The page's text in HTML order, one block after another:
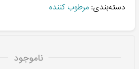
دسته‌بندی: مرطوب کننده
ناموجود